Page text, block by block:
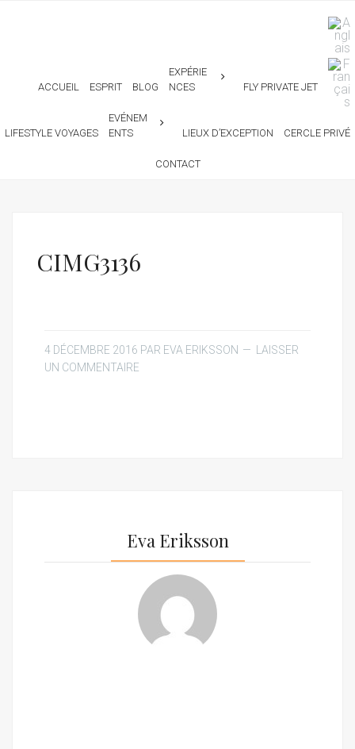
ACCUEIL ESPRIT BLOG
EXPÉRIE
NCES
FLY PRIVATE JET
LIFESTYLE VOYAGES
EVÉNEM
ENTS
LIEUX D’EXCEPTION CERCLE PRIVÉ
CONTACT
CIMG3136
4 DÉCEMBRE 2016 PAR EVA ERIKSSON
LAISSER
UN COMMENTAIRE
Eva Eriksson